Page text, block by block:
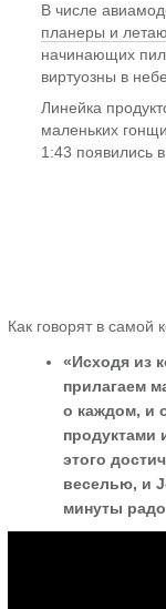
В числе
планеры и
начинающих
виртуозны в
Линейка
маленьких
1:43 появились
Как говорят в самой
«Исходя из
прилагаем
о каждом, и
продуктами
этого
веселью, и
минуты